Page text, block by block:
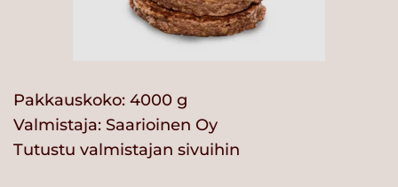
Pakkauskoko: 4000 g
Valmistaja: Saarioinen Oy
Tutustu valmistajan sivuihin